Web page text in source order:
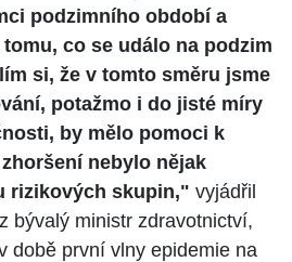
podzimního období a
co se událo na podzim
si, že v tomto směru jsme
potažmo i do jisté míry
by mělo pomoci k
nebylo nějak
rizikových skupin," vyjádřil
bývalý ministr zdravotnictví,
době první vlny epidemie na